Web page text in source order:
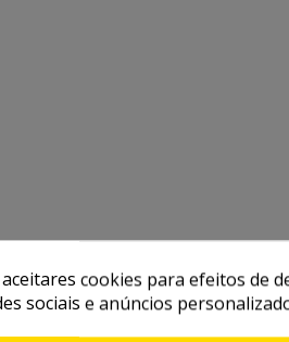
cookies para efeitos de
sociais e anúncios